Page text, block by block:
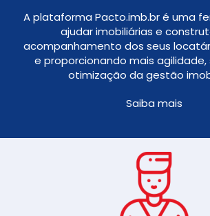
A plataforma Pacto.imb.br é uma
ajudar imobiliárias e
acompanhamento dos seus
e proporcionando mais agilidade,
otimização da gestão
Saiba mais